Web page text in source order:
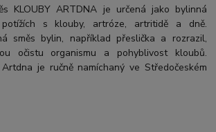
KLOUBY ARTDNA je určená jako bylinná
s klouby, artróze, artritidě a dně.
směs bylin, například přeslička a rozrazil,
očistu organismu a pohyblivost kloubů.
je ručně namíchaný ve Středočeském